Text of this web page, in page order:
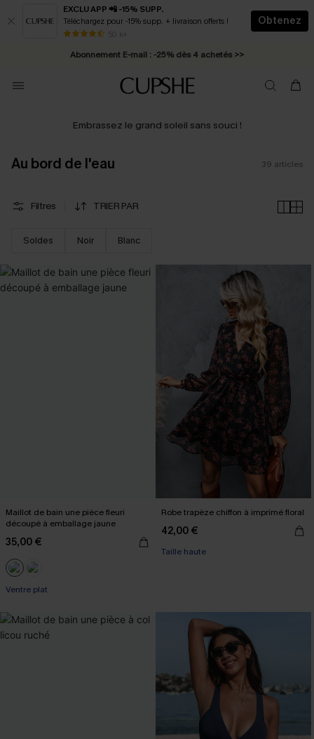
EXCLU APP 📲 -15% SUPP.
Téléchargez pour -15% supp. + livraison offerts !
50 k+
Obtenez
* Livraison éclair 2-3 jours ouvrés >>
Abonnement E-mail : -25% dès 4 achetés >>
Embrassez le grand soleil sans souci !
Au bord de l'eau 39 articles
Filtres TRIER PAR
Soldes Noir Blanc
Maillot de bain une pièce fleuri
découpé à emballage jaune
35,00 €
Ventre plat
Robe trapèze chiffon à imprimé floral
42,00 €
Taille haute